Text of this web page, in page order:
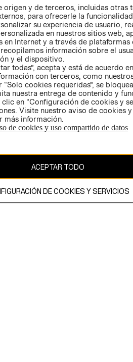
CONDICIONES
AVISO DE
PRIVACIDAD
GIFT CARD
COOKIES
web está protegido por copyright y es
origen y de terceros, incluidas otras
para ofrecerle la
su experiencia de usuario,
en nuestros sitios web,
en Internet y a través de plataformas
información sobre el
y el dispositivo.
todas”, acepta y está de acuerdo
con terceros, como
cookies requeridas”, se
nuestra entrega de contenido y
en “Configuración de cookies y
Visite nuestro aviso de cookies
más información.
de cookies y uso compartido de datos
ACEPTAR TODO
DE COOKIES Y SERVICIOS